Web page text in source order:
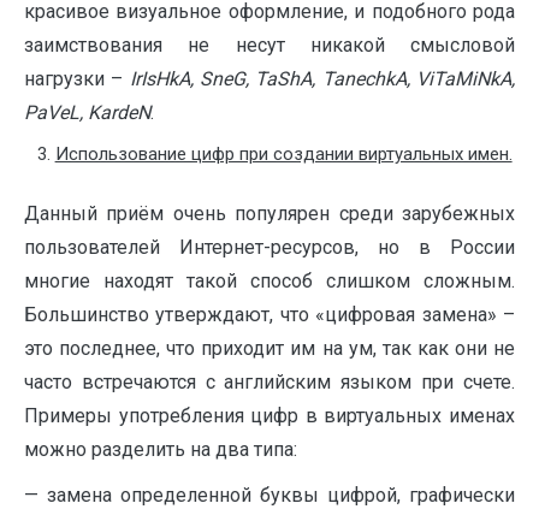
красивое визуальное оформление, и подобного рода
заимствования не несут никакой смысловой
нагрузки – IrIsHkA, SneG, TaShA, TanechkA, ViTaMiNkA,
PaVeL, KardeN.
Использование цифр при создании виртуальных имен.
Данный приём очень популярен среди зарубежных
пользователей Интернет-ресурсов, но в России
многие находят такой способ слишком сложным.
Большинство утверждают, что «цифровая замена» –
это последнее, что приходит им на ум, так как они не
часто встречаются с английским языком при счете.
Примеры употребления цифр в виртуальных именах
можно разделить на два типа:
— замена определенной буквы цифрой, графически